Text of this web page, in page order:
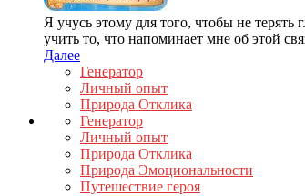
Я учусь этому для того, чтобы не
учить то, что напоминает мне об этой
Далее
Генератор
Личный опыт
Природа Отклика
Генератор
Личный опыт
Природа Отклика
Природа Эмоциональности
Путешествие героя